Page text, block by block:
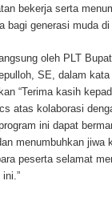
bekerja serta
bagi generasi muda di
oleh PLT
SE, dalam
“Terima kasih
atas kolaborasi
ini dapat
menumbuhkan jiwa
peserta selamat